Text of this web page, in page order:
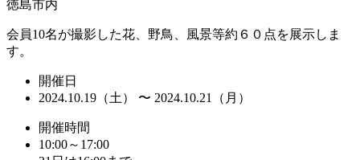
徳島市内
会員10名が撮影した花、野鳥、風景等約６０点を展示しま
す。
開催日
2024.10.19（土） 〜 2024.10.21（月）
開催時間
10:00～17:00